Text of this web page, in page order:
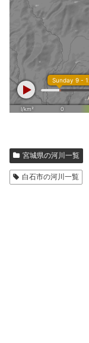
宮城県の河川一覧
白石市の河川一覧